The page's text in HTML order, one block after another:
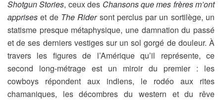
Shotgun Stories, ceux des Chansons que mes frères m’ont
apprises et de The Ridersont perclus par un sortilège, un
statisme presque métaphysique, une damnation du passé
et de ses derniers vestiges sur un sol gorgé de douleur. À
travers les figures de l’Amérique qu’il représente, ce
second long-métrage est un miroir du premier : les
cowboys répondent aux indiens, le rodéo aux rites
chamaniques, les décombres du western et du rêve